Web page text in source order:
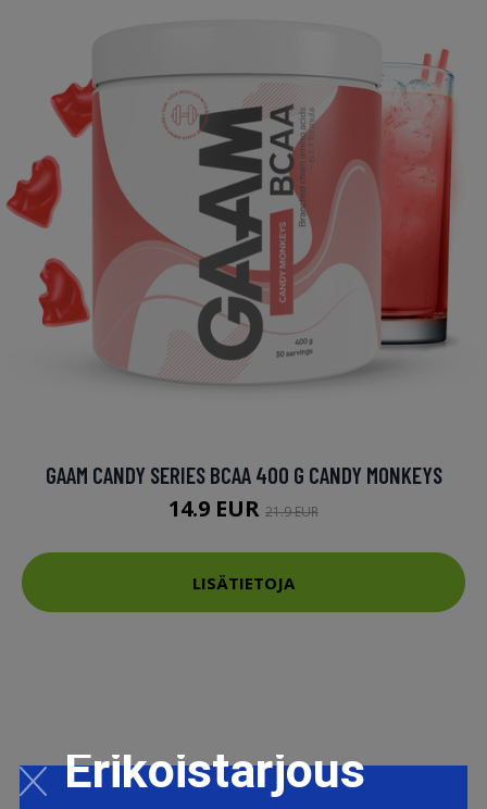
GAAM CANDY SERIES BCAA 400 G CANDY MONKEYS
14.9 EUR 21.9 EUR
LISÄTIETOJA
Erikoistarjous